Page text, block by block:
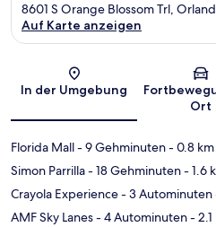
8601 S Orange Blossom Trl,
Auf Karte anzeigen
In der Umgebung
Ort
Florida Mall- 9 Gehminuten- 0.8 km
Simon Parrilla- 18 Gehminuten- 1.6
Crayola Experience- 3 Autominuten
AMF Sky Lanes- 4 Autominuten-